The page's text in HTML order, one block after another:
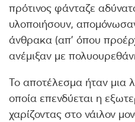
πρότινος φάνταζε
υλοποιήσουν,
άνθρακα (απ’ όπου
ανέμιξαν με
Το αποτέλεσμα ήταν μια
οποία επενδύεται η
χαρίζοντας στο νάιλον